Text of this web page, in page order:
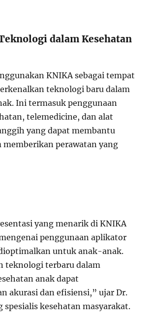
dalam Kesehatan
KNIKA sebagai tempat
teknologi baru dalam
Ini termasuk penggunaan
telemedicine, dan alat
yang dapat membantu
memberikan perawatan yang
yang menarik di KNIKA
penggunaan aplikator
untuk anak-anak.
teknologi terbaru dalam
anak dapat
akurasi dan efisiensi,” ujar Dr.
spesialis kesehatan masyarakat.